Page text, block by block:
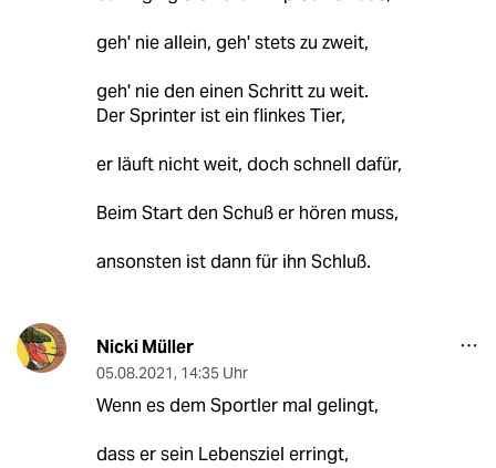
geh' nie allein, geh' stets zu zweit,
geh' nie den einen Schritt zu weit.
Der Sprinter ist ein flinkes Tier,
er läuft nicht weit, doch schnell dafür,
Beim Start den Schuß er hören muss,
ansonsten ist dann für ihn Schluß.
Nicki Müller
05.08.2021, 14:35 Uhr
Wenn es dem Sportler mal gelingt,
dass er sein Lebensziel erringt,